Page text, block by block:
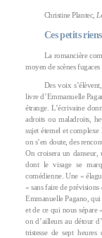
Christine Plantec,
Ces petits riens
La romancière
moyen de scènes fugaces
Des voix
livre d’Emmanuelle
étrange. L’écrivaine
adroits ou maladroits,
sujet éternel et
on s’en doute, des
On croisera un danseur,
dont le visage se
comédienne. Une «
« sans faire de prévisions
Emmanuelle Pagano,
et de ce qui nous sépare
on d’ailleurs au détour
tristesse de sept